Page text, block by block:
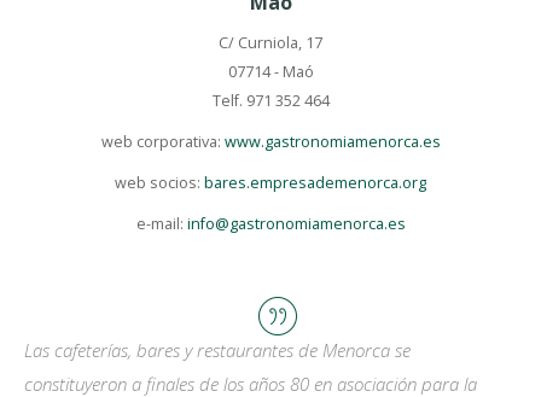
C/ Curniola, 17
07714 - Maó
Telf. 971 352 464
web corporativa: www.gastronomiamenorca.es
web socios: bares.empresademenorca.org
e-mail: info@gastronomiamenorca.es
Las cafeterías, bares y restaurantes de Menorca se
constituyeron a finales de los años 80 en asociación para la